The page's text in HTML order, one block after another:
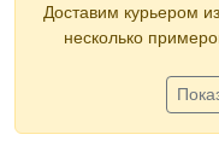
Доставим курьером
несколько